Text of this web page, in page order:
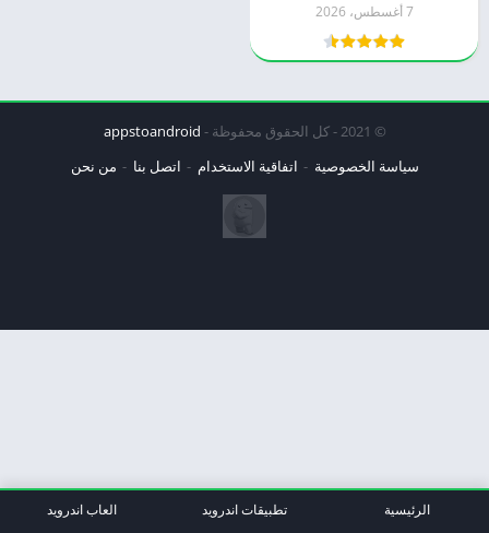
7 أغسطس، 2026
© 2021 - كل الحقوق محفوظة -
appstoandroid
سياسة الخصوصية
اتفاقية الاستخدام اتصل بنا من نحن
الرئيسية تطبيقات اندرويد العاب اندرويد